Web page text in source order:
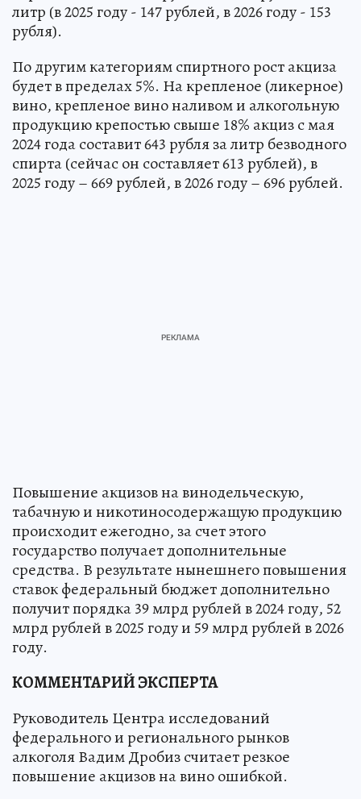
литр (в 2025 году - 147 рублей, в 2026 году - 153
рубля).
По другим категориям спиртного рост акциза
будет в пределах 5%. На крепленое (ликерное)
вино, крепленое вино наливом и алкогольную
продукцию крепостью свыше 18% акциз с мая
2024 года составит 643 рубля за литр безводного
спирта (сейчас он составляет 613 рублей), в
2025 году – 669 рублей, в 2026 году – 696 рублей.
Повышение акцизов на винодельческую,
табачную и никотиносодержащую продукцию
происходит ежегодно, за счет этого
государство получает дополнительные
средства. В результате нынешнего повышения
ставок федеральный бюджет дополнительно
получит порядка 39 млрд рублей в 2024 году, 52
млрд рублей в 2025 году и 59 млрд рублей в 2026
году.
КОММЕНТАРИЙ ЭКСПЕРТА
Руководитель Центра исследований
федерального и регионального рынков
алкоголя Вадим Дробиз считает резкое
повышение акцизов на вино ошибкой.